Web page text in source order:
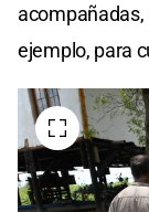
ejemplo, para